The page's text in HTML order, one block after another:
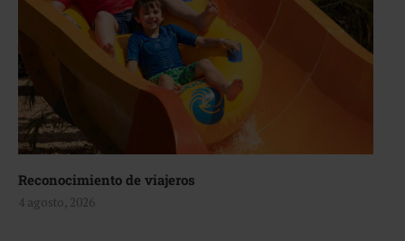
Reconocimiento de viajeros
4 agosto, 2026